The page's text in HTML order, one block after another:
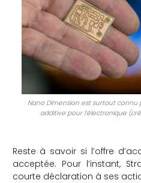
Nano Dimension est surtout
additive pour l’électronique
Reste à savoir si l’offre
acceptée. Pour l’instant,
courte déclaration à ses